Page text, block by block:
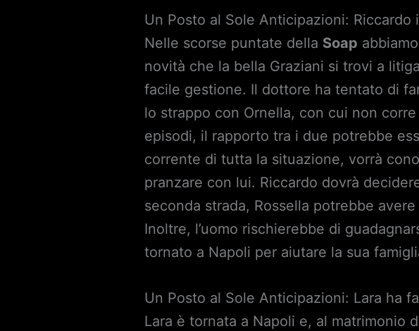
Un Posto al Sole Anticipazioni:
Nelle scorse puntate della Soap
novità che la bella Graziani si trovi a
facile gestione. Il dottore ha tentato di
lo strappo con Ornella, con cui non
episodi, il rapporto tra i due potrebbe
corrente di tutta la situazione, vorrà
pranzare con lui. Riccardo dovrà
seconda strada, Rossella potrebbe
Inoltre, l’uomo rischierebbe di
tornato a Napoli per aiutare la sua
Un Posto al Sole Anticipazioni: Lara ha
Lara è tornata a Napoli e, al matrimonio